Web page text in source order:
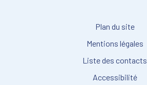
Plan du site
Mentions légales
Liste des contacts
Accessibilité